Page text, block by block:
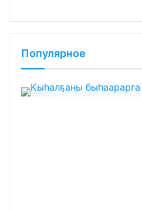
Популярное